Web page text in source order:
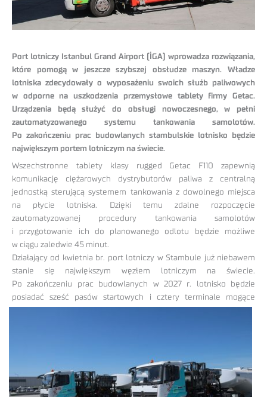
Port lotniczy Istanbul Grand Airport (İGA) wprowadza rozwiązania,
które pomogą w jeszcze szybszej obsłudze maszyn. Władze
lotniska zdecydowały o wyposażeniu swoich służb paliwowych
w odporne na uszkodzenia przemysłowe tablety firmy Getac.
Urządzenia będą służyć do obsługi nowoczesnego, w pełni
zautomatyzowanego systemu tankowania samolotów.
Po zakończeniu prac budowlanych stambulskie lotnisko będzie
największym portem lotniczym na świecie.
Wszechstronne tablety klasy rugged Getac F110 zapewnią
komunikację ciężarowych dystrybutorów paliwa z centralną
jednostką sterującą systemem tankowania z dowolnego miejsca
na płycie lotniska. Dzięki temu zdalne rozpoczęcie
zautomatyzowanej procedury tankowania samolotów
i przygotowanie ich do planowanego odlotu będzie możliwe
w ciągu zaledwie 45 minut.
Działający od kwietnia br. port lotniczy w Stambule już niebawem
stanie się największym węzłem lotniczym na świecie.
Po zakończeniu prac budowlanych w 2027 r. lotnisko będzie
posiadać sześć pasów startowych i cztery terminale mogące